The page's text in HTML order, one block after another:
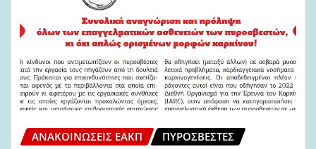
ΑΝΑΚΟΙΝΏΣΕΙΣ ΕΑΚΠ ΠΥΡΟΣΒΈΣΤΕΣ